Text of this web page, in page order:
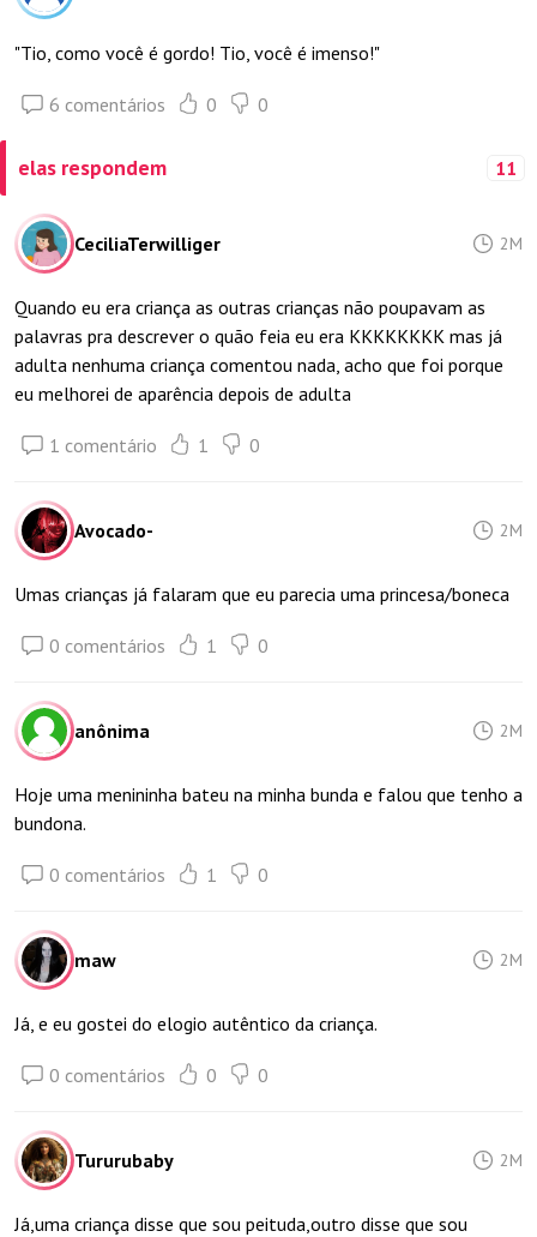
"Tio, como você é gordo! Tio, você é imenso!"
6 comentários 0 0
elas respondem 11
CeciliaTerwilliger 2M
Quando eu era criança as outras crianças não poupavam as
palavras pra descrever o quão feia eu era KKKKKKKK mas já
adulta nenhuma criança comentou nada, acho que foi porque
eu melhorei de aparência depois de adulta
1 comentário 1 0
Avocado- 2M
Umas crianças já falaram que eu parecia uma princesa/boneca
0 comentários 1 0
anônima 2M
Hoje uma menininha bateu na minha bunda e falou que tenho a
bundona.
0 comentários 1 0
maw 2M
Já, e eu gostei do elogio autêntico da criança.
0 comentários 0 0
Tururubaby 2M
Já,uma criança disse que sou peituda,outro disse que sou